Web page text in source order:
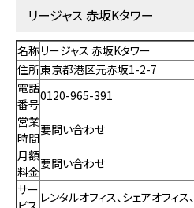
リージャス 赤坂Kタワー
名称リージャス 赤坂Kタワー
住所東京都港区元赤坂1-2-7
電話
番号
0120-965-391
営業
時間
要問い合わせ
月額
料金
要問い合わせ
サー レンタルオフィス、シェアオフィス、